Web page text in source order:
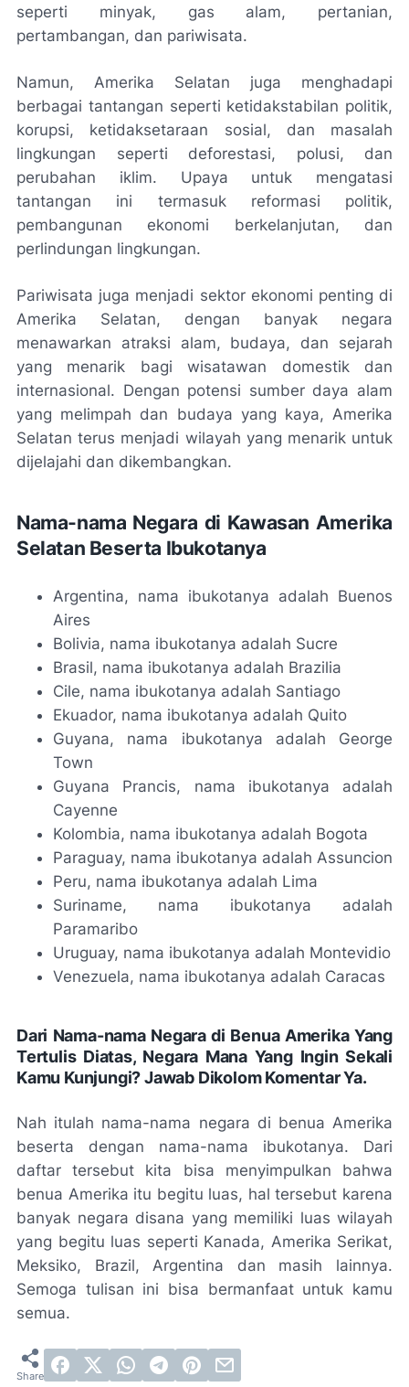
seperti minyak, gas alam, pertanian,
pertambangan, dan pariwisata.
Namun, Amerika Selatan juga menghadapi
berbagai tantangan seperti ketidakstabilan politik,
korupsi, ketidaksetaraan sosial, dan masalah
lingkungan seperti deforestasi, polusi, dan
perubahan iklim. Upaya untuk mengatasi
tantangan ini termasuk reformasi politik,
pembangunan ekonomi berkelanjutan, dan
perlindungan lingkungan.
Pariwisata juga menjadi sektor ekonomi penting di
Amerika Selatan, dengan banyak negara
menawarkan atraksi alam, budaya, dan sejarah
yang menarik bagi wisatawan domestik dan
internasional. Dengan potensi sumber daya alam
yang melimpah dan budaya yang kaya, Amerika
Selatan terus menjadi wilayah yang menarik untuk
dijelajahi dan dikembangkan.
Nama-nama Negara di Kawasan Amerika
Selatan Beserta Ibukotanya
Argentina, nama ibukotanya adalah Buenos
Aires
Bolivia, nama ibukotanya adalah Sucre
Brasil, nama ibukotanya adalah Brazilia
Cile, nama ibukotanya adalah Santiago
Ekuador, nama ibukotanya adalah Quito
Guyana, nama ibukotanya adalah George
Town
Guyana Prancis, nama ibukotanya adalah
Cayenne
Kolombia, nama ibukotanya adalah Bogota
Paraguay, nama ibukotanya adalah Assuncion
Peru, nama ibukotanya adalah Lima
Suriname, nama ibukotanya adalah
Paramaribo
Uruguay, nama ibukotanya adalah Montevidio
Venezuela, nama ibukotanya adalah Caracas
Dari Nama-nama Negara di Benua Amerika Yang
Tertulis Diatas, Negara Mana Yang Ingin Sekali
Kamu Kunjungi? Jawab Dikolom Komentar Ya.
Nah itulah nama-nama negara di benua Amerika
beserta dengan nama-nama ibukotanya. Dari
daftar tersebut kita bisa menyimpulkan bahwa
benua Amerika itu begitu luas, hal tersebut karena
banyak negara disana yang memiliki luas wilayah
yang begitu luas seperti Kanada, Amerika Serikat,
Meksiko, Brazil, Argentina dan masih lainnya.
Semoga tulisan ini bisa bermanfaat untuk kamu
semua.